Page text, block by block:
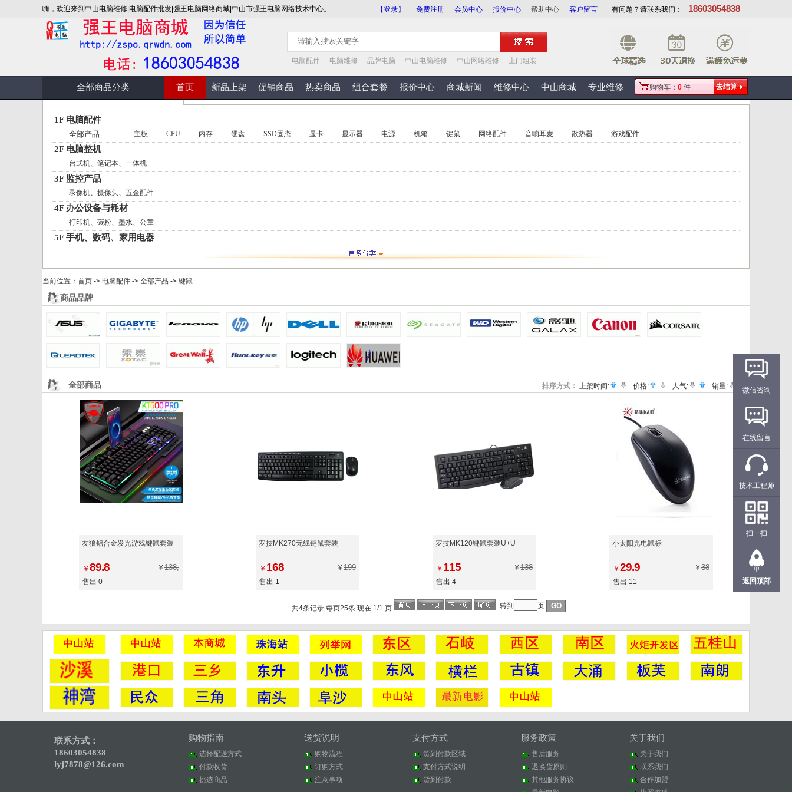
嗨，欢迎来到中山电脑维修|电脑配件批发|强王电脑网络商城|中山市强王电脑网络技术中心。 【登录】 免费注册 会员中心 报价中心 帮助中心 客户留言 有问题？请联系我们： 18603054838
电脑配件 电脑维修 品牌电脑 中山电脑维修 中山网络维修 上门组装
全部商品分类 首页 新品上架 促销商品 热卖商品 组合套餐 报价中心 商城新闻 维修中心 中山商城 专业维修 去结算
购物车： 0 件
1F 电脑配件
全部产品 主板 CPU 内存 硬盘 SSD固态 显卡 显示器 电源 机箱 键鼠 网络配件 音响耳麦 散热器 游戏配件
2F 电脑整机
台式机、笔记本、一体机
3F 监控产品
录像机、摄像头、五金配件
4F 办公设备与耗材
打印机、碳粉、墨水、公章
5F 手机、数码、家用电器
6F 软件产品
收银系统、ERP定制、网站源码
7F 维修服务
当前位置： 首页 -> 电脑配件 -> 全部产品 -> 键鼠
商品品牌
全部商品 排序方式： 上架时间: 价格: 人气: 销量:
友狼铝合金发光游戏键鼠套装
￥ 89.8 ￥ 138,
售出 0
罗技MK270无线键鼠套装
￥ 168 ￥ 199
售出 1
罗技MK120键鼠套装U+U
￥ 115 ￥ 138
售出 4
小太阳光电鼠标
￥ 29.9 ￥ 38
售出 11
共4条记录 每页25条 现在 1/1 页 转到 页
联系方式：
18603054838
lyj7878@126.com
购物指南
选择配送方式
付款收货
挑选商品
送货说明
购物流程
订购方式
注意事项
支付方式
货到付款区域
支付方式说明
货到付款
服务政策
售后服务
退换货原则
其他服务协议
关于我们
关于我们
联系我们
合作加盟
微信咨询
在线留言
技术工程师
扫一扫
返回顶部